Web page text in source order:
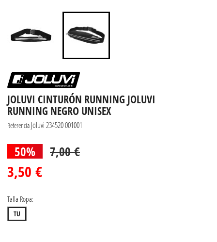
JOLUVI CINTURÓN RUNNING JOLUVI
RUNNING NEGRO UNISEX
Referencia Joluvi 234520 001001
50% 7,00 €
3,50 €
Talla Ropa:
TU